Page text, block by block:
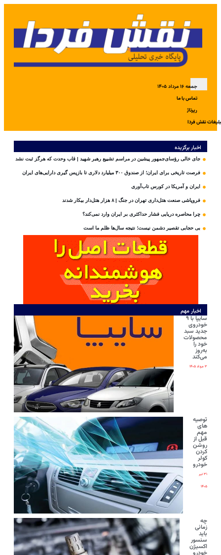
جمعه ۱۶ مرداد ۱۴۰۵
تماس با ما
رپرتاژ
نقش فردا
اخبار برگزیده
جای خالی رؤسای‌جمهور پیشین در مراسم تشییع رهبر شهید | قاب وحدت که هرگز ثبت نشد
فرصت تاریخی برای ایران؛ از صندوق ۳۰۰ میلیارد دلاری تا بازپس گیری دارایی‌های ایران
ایران و آمریکا در کورس تاب‌آوری
فروپاشی صنعت هتل‌داری تهران در جنگ | ۸ هزار هتل‌دار بیکار شدند
چرا محاصره دریایی فشار حداکثری بر ایران وارد نمی‌کند؟
بی‌ حجابی تقصیر دشمن نیست؛ نتیجه سال‌ها ظلم ما است
اخبار مهم
سایپا با ۹
خودروی
جدید سبد
محصولات
خود را
به‌روز
می‌کند
۳ مرداد ۱۴۰۵
توصیه
های
مهم
قبل از
روشن
کردن
کولر
خودرو
۳۱ تیر
۱۴۰۵
چه
زمانی
باید
سنسور
اکسیژن
خودرو